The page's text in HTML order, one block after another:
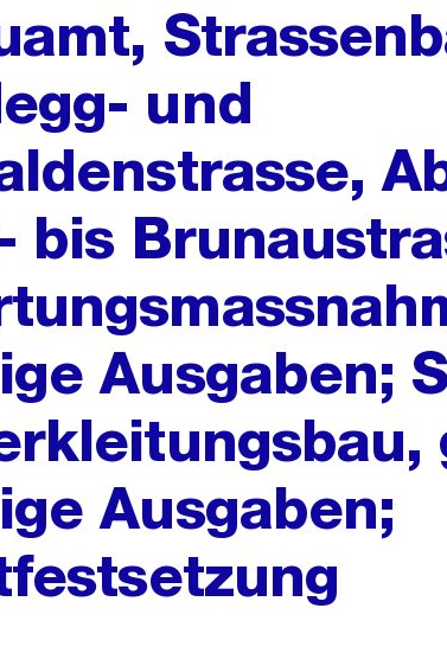
und
bis
Ausgaben;
Ausgaben;